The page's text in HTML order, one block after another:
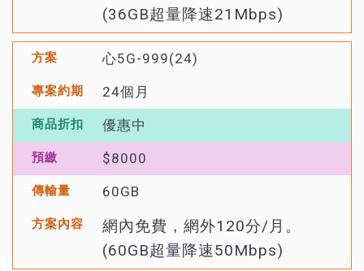
(36GB超量降速21Mbps)
心5G-999(24)
24個月
優惠中
$8000
60GB
網內免費，網外120分/月。
(60GB超量降速50Mbps)